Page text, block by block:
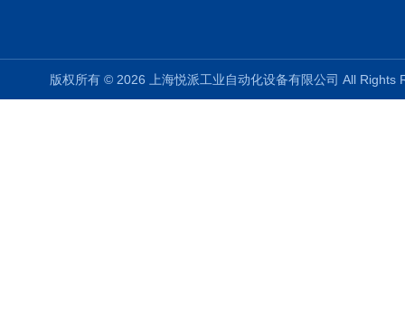
版权所有 © 2026 上海悦派工业自动化设备有限公司 All